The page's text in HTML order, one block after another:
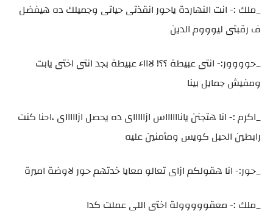
_ملك :- انت النهاردة ياحور انقذتى حياتى وجميلك ده هيفضل
ف رقبتى ليوووم الدين
_حوووور:- انتى عبيطة ؟؟! لاااء عبيطة بجد انتى اختى يابت
ومفيش جمايل بينا
_اكرم :- انا هتجنن يانااااااس ازاااااى ده يحصل ازاااااى ،احنا كنت
رابطين الحبل كويس ومأمنين عليه
_حور:- انا هقولكم ازاى تعالو معايا خدتهم حور لاوضة اميرة
_ملك :- معقووووولة اختى اللى عملت كدا